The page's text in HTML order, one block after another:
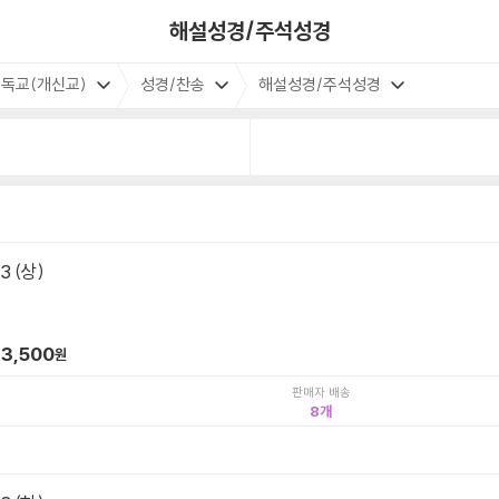
해설성경/주석성경
교(개신교) 성경/찬송 해설성경/주석성경
(상)
원
판매자 배송
8